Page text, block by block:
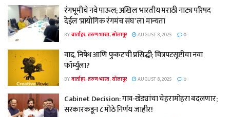
रंगभूमीचे नवे पाऊल; अखिल भारतीय मराठी नाट्य परिषद
देईल ‘प्रायोगिक रंगमंच संघ’ ला मान्यता
BYवार्ताहर, तरुण भारत, सोलापूर AUGUST 8, 2025 0
वाद, निषेध आणि फुकटची प्रसिद्धी; चित्रपटसृष्टीचा नवा
फॉर्म्युला?
BYवार्ताहर, तरुण भारत, सोलापूर AUGUST 8, 2025 0
Cabinet Decision: गाव-खेड्यांचा चेहरामोहरा बदलणार;
सरकारकडून ८ मोठे निर्णय जाहीर!